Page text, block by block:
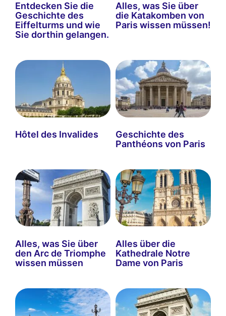
Entdecken Sie die
Geschichte des
Eiffelturms und wie
Sie dorthin gelangen.
Alles, was Sie über
die Katakomben von
Paris wissen müssen!
Hôtel des Invalides
Geschichte des
Panthéons von Paris
Alles, was Sie über
den Arc de Triomphe
wissen müssen
Alles über die
Kathedrale Notre
Dame von Paris